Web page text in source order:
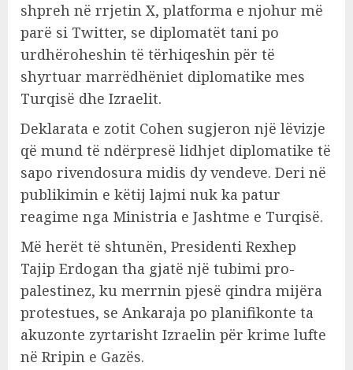
shpreh në rrjetin X, platforma e njohur më
parë si Twitter, se diplomatët tani po
urdhëroheshin të tërhiqeshin për të
shyrtuar marrëdhëniet diplomatike mes
Turqisë dhe Izraelit.
Deklarata e zotit Cohen sugjeron një lëvizje
që mund të ndërpresë lidhjet diplomatike të
sapo rivendosura midis dy vendeve. Deri në
publikimin e këtij lajmi nuk ka patur
reagime nga Ministria e Jashtme e Turqisë.
Më herët të shtunën, Presidenti Rexhep
Tajip Erdogan tha gjatë një tubimi pro-
palestinez, ku merrnin pjesë qindra mijëra
protestues, se Ankaraja po planifikonte ta
akuzonte zyrtarisht Izraelin për krime lufte
në Rripin e Gazës.